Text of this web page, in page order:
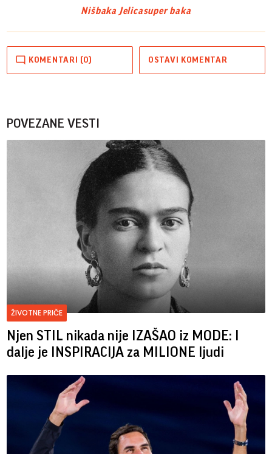
Nišbaka Jelicasuper baka
KOMENTARI (0) OSTAVI KOMENTAR
POVEZANE VESTI
ŽIVOTNE PRIČE
Njen STIL nikada nije IZAŠAO iz MODE: I
dalje je INSPIRACIJA za MILIONE ljudi